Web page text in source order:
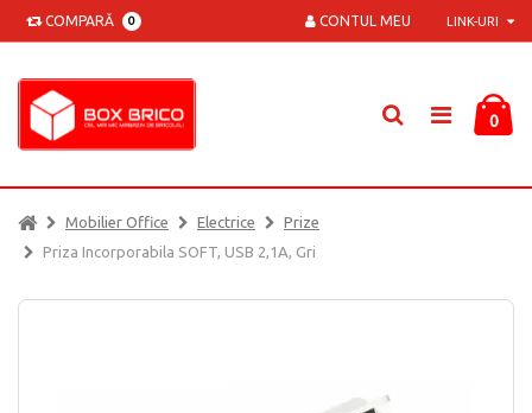
COMPARĂ 0 LINK-URI
CONTUL MEU
0
Mobilier Office Electrice
Prize
Priza Incorporabila SOFT, USB 2,1A, Gri